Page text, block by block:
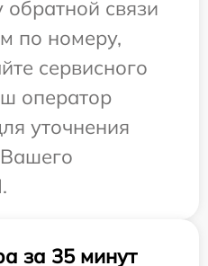
связи
по номеру,
сервисного
оператор
уточнения
за 35 минут